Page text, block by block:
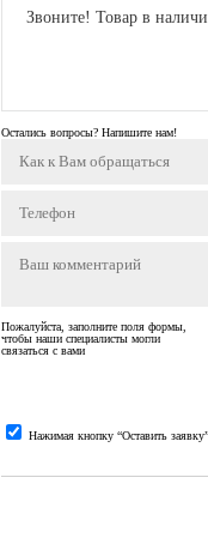
Звоните! Товар в
Остались вопросы? Напишите нам!
Пожалуйста, заполните поля формы,
чтобы наши специалисты могли
связаться с вами
Нажимая кнопку “Оставить